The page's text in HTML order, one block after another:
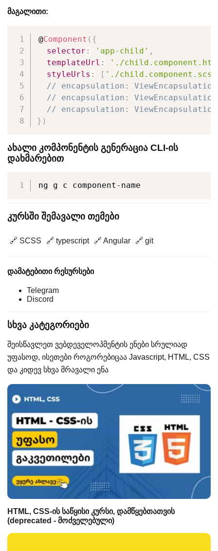
მაგალითი:
@Component ( {
selector : 'app-child' ,
templateUrl :
'./
styleUrls : [ './
// encapsulation:
// encapsulation:
// encapsulation:
} )
ახალი კომპონენტის გენერაცია CLI-ის
დახმარებით
ng g c component-name
კურსში შემავალი თემები
🔗 SCSS 🔗 typescript 🔗 Angular 🔗 git
დამატებითი რესურსები
Telegram
Discord
სხვა კატეგორიები
შეისწავლეთ ვებდეველოპმენტის ენები სრულიად
უფასოდ, ისეთები როგორებიცაა Javascript, HTML, CSS
და კიდევ სხვა მრავალი ენა
HTML, CSS-ის საწყისი კურსი, დამწყებთათვის
(deprecated - მოძველებული)